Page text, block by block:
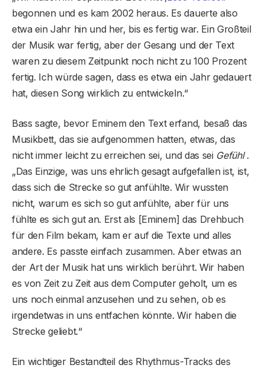
begonnen und es kam 2002 heraus. Es dauerte also
etwa ein Jahr hin und her, bis es fertig war. Ein Großteil
der Musik war fertig, aber der Gesang und der Text
waren zu diesem Zeitpunkt noch nicht zu 100 Prozent
fertig. Ich würde sagen, dass es etwa ein Jahr gedauert
hat, diesen Song wirklich zu entwickeln.“
Bass sagte, bevor Eminem den Text erfand, besaß das
Musikbett, das sie aufgenommen hatten, etwas, das
nicht immer leicht zu erreichen sei, und das sei Gefühl.
„Das Einzige, was uns ehrlich gesagt aufgefallen ist, ist,
dass sich die Strecke so gut anfühlte. Wir wussten
nicht, warum es sich so gut anfühlte, aber für uns
fühlte es sich gut an. Erst als [Eminem] das Drehbuch
für den Film bekam, kam er auf die Texte und alles
andere. Es passte einfach zusammen. Aber etwas an
der Art der Musik hat uns wirklich berührt. Wir haben
es von Zeit zu Zeit aus dem Computer geholt, um es
uns noch einmal anzusehen und zu sehen, ob es
irgendetwas in uns entfachen könnte. Wir haben die
Strecke geliebt.“
Ein wichtiger Bestandteil des Rhythmus-Tracks des